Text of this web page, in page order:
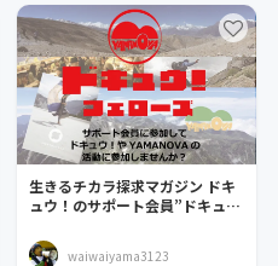
生きるチカラ探求マガジン ドキ
ュウ！のサポート会員”ドキュ
waiwaiyama3123